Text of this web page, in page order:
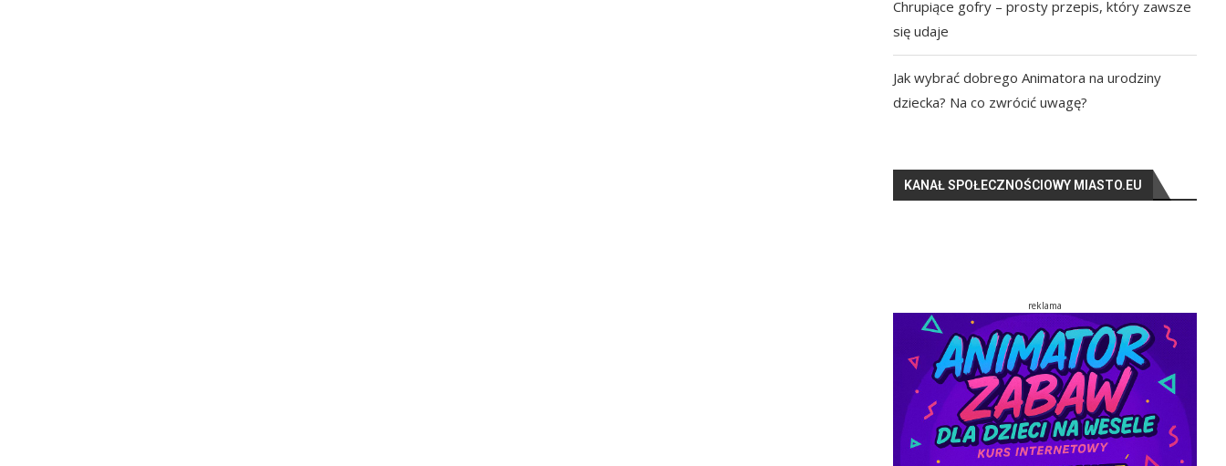
Chrupiące gofry – prosty przepis, który zawsze
się udaje
Jak wybrać dobrego Animatora na urodziny
dziecka? Na co zwrócić uwagę?
KANAŁ SPOŁECZNOŚCIOWY MIASTO.EU
reklama